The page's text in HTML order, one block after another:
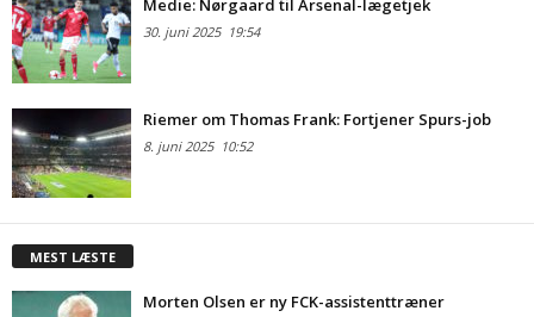
Medie: Nørgaard til Arsenal-lægetjek
30. juni 202519:54
Riemer om Thomas Frank: Fortjener Spurs-job
8. juni 202510:52
MEST LÆSTE
Morten Olsen er ny FCK-assistenttræner